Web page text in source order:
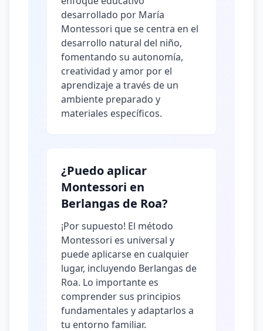
desarrollado por María
Montessori que se centra en el
desarrollo natural del niño,
fomentando su autonomía,
creatividad y amor por el
aprendizaje a través de un
ambiente preparado y
materiales específicos.
¿Puedo aplicar
Montessori en
Berlangas de Roa?
¡Por supuesto! El método
Montessori es universal y
puede aplicarse en cualquier
lugar, incluyendo Berlangas de
Roa. Lo importante es
comprender sus principios
fundamentales y adaptarlos a
tu entorno familiar.